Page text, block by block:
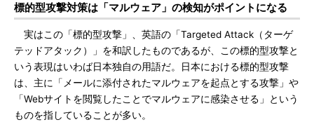
標的型攻撃対策は「マルウェア」の検知がポイントになる
実はこの「標的型攻撃」、英語の「Targeted Attack（ターゲ
テッドアタック）」を和訳したものであるが、この標的型攻撃と
いう表現はいわば日本独自の用語だ。日本における標的型攻撃
は、主に「メールに添付されたマルウェアを起点とする攻撃」や
「Webサイトを閲覧したことでマルウェアに感染させる」という
ものを指していることが多い。